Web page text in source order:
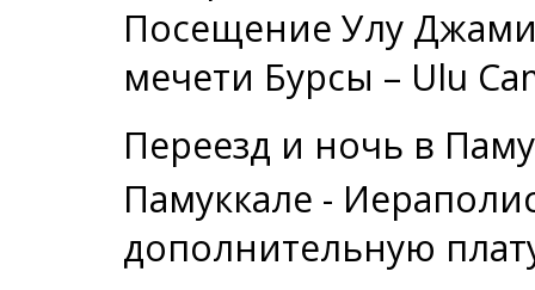
Посещение Улу
мечети Бурсы – Ulu
Переезд и ночь в
Памуккале -
дополнительную